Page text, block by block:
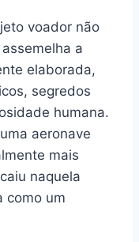
voador não
a
elaborada,
segredos
humana.
aeronave
mais
naquela
como um